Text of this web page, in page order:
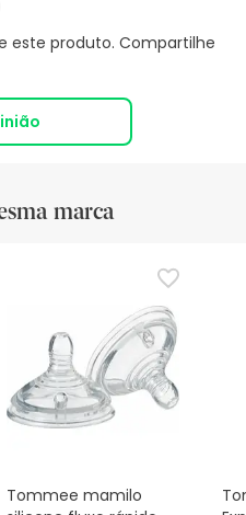
este produto. Compartilhe
marca
Tommee mamilo